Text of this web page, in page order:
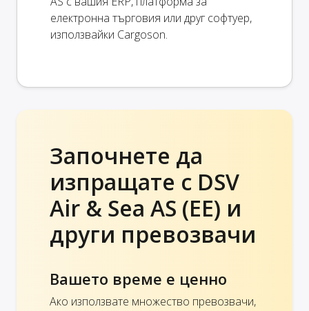
електронна търговия или друг софтуер,
използвайки Cargoson.
Започнете да
изпращате с DSV
Air & Sea AS (EE) и
други превозвачи
Вашето време е ценно
Ако използвате множество превозвачи,